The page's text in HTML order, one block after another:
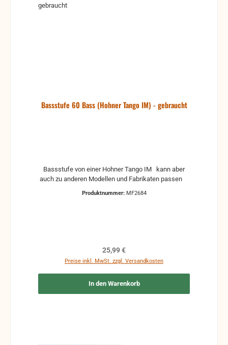
Bassstufe 60 Bass (Hohner Tango IM) - gebraucht
Bassstufe von einer Hohner Tango IM kann aber
Produktnummer: MF2684
Regulärer Preis:
25,99 €
Preise inkl. MwSt. zzgl. Versandkosten
In den Warenkorb